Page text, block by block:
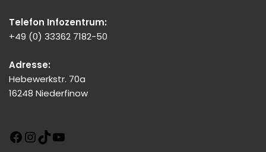
Telefon Infozentrum:
+49 (0) 33362 7182-50
Adresse:
Hebewerkstr. 70a
16248 Niederfinow